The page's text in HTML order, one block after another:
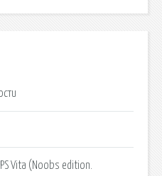
Vita (Noobs edition.